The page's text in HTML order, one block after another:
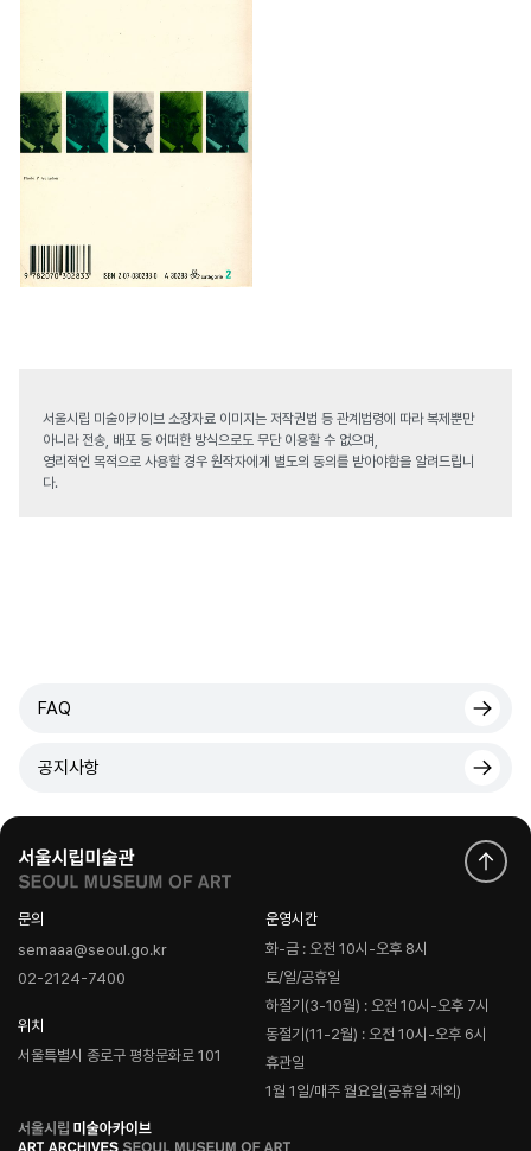
서울시립 미술아카이브 소장자료 이미지는 저작권법 등 관계법령에 따라 복제뿐만
아니라 전송, 배포 등 어떠한 방식으로도 무단 이용할 수 없으며,
영리적인 목적으로 사용할 경우 원작자에게 별도의 동의를 받아야함을 알려드립니
다.
FAQ
공지사항
문의
semaaa@seoul.go.kr
02-2124-7400
위치
서울특별시 종로구 평창문화로 101
운영시간
화-금 : 오전 10시-오후 8시
토/일/공휴일
하절기(3-10월) : 오전 10시-오후 7시
동절기(11-2월) : 오전 10시-오후 6시
휴관일
1월 1일/매주 월요일(공휴일 제외)
로
고